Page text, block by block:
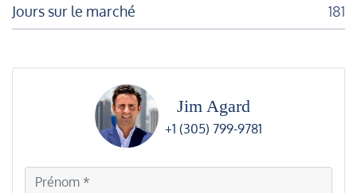
Jours sur le marché
181
Jim Agard
+1 (305) 799-9781